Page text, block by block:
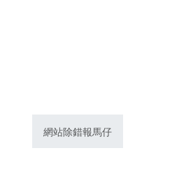
網站除錯報馬仔